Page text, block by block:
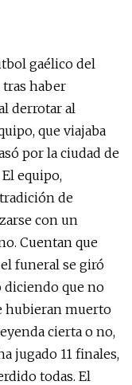
gaélico del
haber
derrotar al
que viajaba
por la ciudad de
equipo,
de
con un
Cuentan que
funeral se giró
diciendo que no
hubieran muerto
cierta o no,
jugado 11 finales,
todas. El